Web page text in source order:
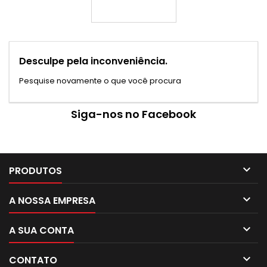
Desculpe pela inconveniência.
Pesquise novamente o que você procura
Siga-nos no Facebook
PRODUTOS 
A NOSSA EMPRESA 
A SUA CONTA 
CONTATO 